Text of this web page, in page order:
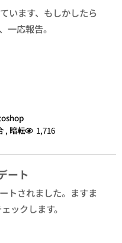
います、もしかしたら
一応報告。
, 暗転 1,716
ート
トされました。ますま
ックします。